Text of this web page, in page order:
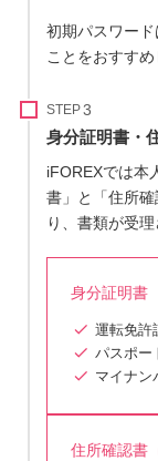
初期パスワー
ことをおすすめ
STEP
身分証明書・
iFOREXでは本
書」と「住所
り、書類が受
身分証明書
運転免許
パスポー
マイナン
住所確認書